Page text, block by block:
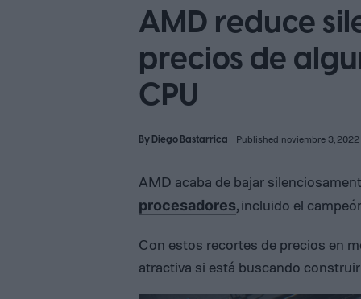
AMD reduce
precios de
CPU
ByDiego Bastarrica Published noviembre 3, 2022
AMD acaba de bajar
procesadores, incluido el
Con estos recortes de precios en
atractiva si está buscando